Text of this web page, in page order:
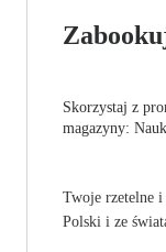
Skorzystaj z
magazyny:
Twoje rzetelne
Polski i ze